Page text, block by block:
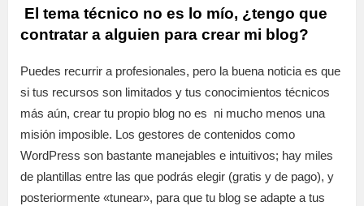
El tema técnico no es lo mío, ¿tengo que
contratar a alguien para crear mi blog?
Puedes recurrir a profesionales, pero la buena noticia es que
si tus recursos son limitados y tus conocimientos técnicos
más aún, crear tu propio blog no es ni mucho menos una
misión imposible. Los gestores de contenidos como
WordPress son bastante manejables e intuitivos; hay miles
de plantillas entre las que podrás elegir (gratis y de pago), y
posteriormente «tunear», para que tu blog se adapte a tus